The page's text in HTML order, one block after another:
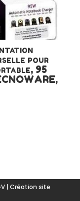
pour
95
| Création site